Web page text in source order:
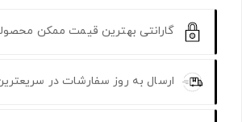
گارانتی بهترین قیمت ممکن
ارسال به روز سفارشات در